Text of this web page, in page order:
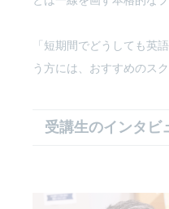
「短期間でどうしても英
う方には、おすすめのスク
受講生のインタビ